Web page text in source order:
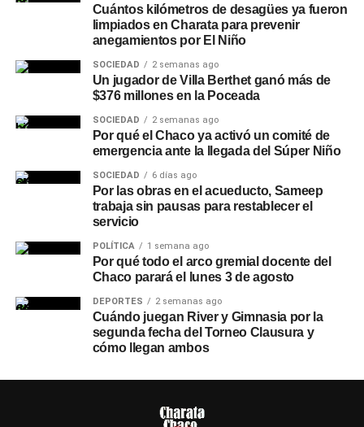
Cuántos kilómetros de desagües ya fueron
limpiados en Charata para prevenir
anegamientos por El Niño
SOCIEDAD 2 semanas ago
Un jugador de Villa Berthet ganó más de
$376 millones en la Poceada
SOCIEDAD 2 semanas ago
Por qué el Chaco ya activó un comité de
emergencia ante la llegada del Súper Niño
SOCIEDAD 6 días ago
Por las obras en el acueducto, Sameep
trabaja sin pausas para restablecer el
servicio
POLÍTICA 1 semana ago
Por qué todo el arco gremial docente del
Chaco parará el lunes 3 de agosto
DEPORTES 2 semanas ago
Cuándo juegan River y Gimnasia por la
segunda fecha del Torneo Clausura y
cómo llegan ambos